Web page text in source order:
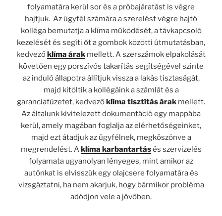
folyamatára kerül sor és a próbajáratást is végre
hajtjuk. Az ügyfél számára a szerelést végre hajtó
kolléga bemutatja a klíma működését, a távkapcsoló
kezelését és segíti őt a gombok közötti útmutatásban,
kedvezőklíma árak mellett. A szerszámok elpakolását
követően egy porszívós takarítás segítségével szinte
az induló állapotra állítjuk vissza a lakás tisztaságát,
majd kitöltik a kollégáink a számlát és a
garanciafüzetet, kedvezőklíma tisztítás árak mellett.
Az általunk kivitelezett dokumentáció egy mappába
kerül, amely magában foglalja az elérhetőségeinket,
majd ezt átadjuk az ügyfélnek, megköszönve a
megrendelést. Aklíma karbantartásés szervizelés
folyamata ugyanolyan lényeges, mint amikor az
autónkat is elvisszük egy olajcsere folyamatára és
vizsgáztatni, ha nem akarjuk, hogy bármikor probléma
adódjon vele a jövőben.